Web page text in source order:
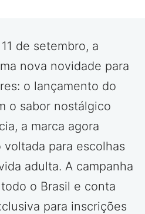
de setembro, a
nova novidade para
o lançamento do
o sabor nostálgico
a marca agora
para escolhas
adulta. A campanha
o Brasil e conta
para inscrições